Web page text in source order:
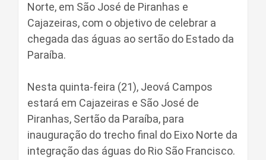
Norte, em São José de Piranhas e
Cajazeiras, com o objetivo de celebrar a
chegada das águas ao sertão do Estado da
Paraíba.
Nesta quinta-feira (21), Jeová Campos
estará em Cajazeiras e São José de
Piranhas, Sertão da Paraíba, para
inauguração do trecho final do Eixo Norte da
integração das águas do Rio São Francisco.